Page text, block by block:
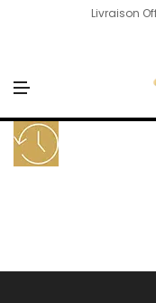
Livraison
N
U